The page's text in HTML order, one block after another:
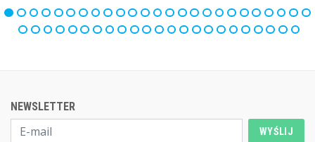
NEWSLETTER
WYŚLIJ